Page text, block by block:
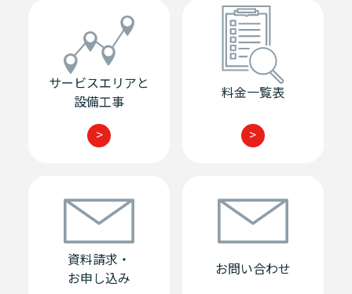
サービスエリアと
設備工事
>
料金一覧表
>
資料請求・
お申し込み
お問い合わせ